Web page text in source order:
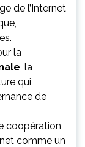
de l’Internet
la
, la
qui
de
coopération
comme un